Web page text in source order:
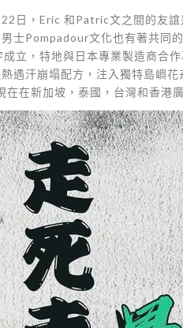
日，Eric 和Patric文之間的友
士Pompadour文化也有著共同
立，特地與日本專業製造商合
遇汗崩塌配方，注入獨特島嶼
在新加坡，泰國，台灣和香港廣